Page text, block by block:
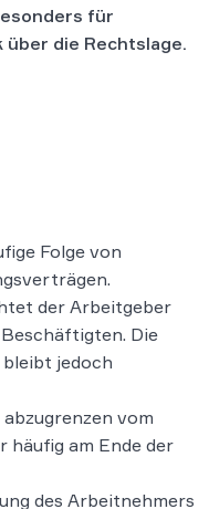
für
die Rechtslage.
Folge von
der Arbeitgeber
Die
jedoch
vom
häufig am Ende der
des Arbeitnehmers